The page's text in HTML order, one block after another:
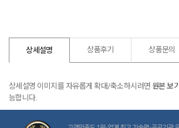
상세설명 상품후기 상품문의
상세설명 이미지를 자유롭게 확대/축소하시려면 원본 보기
능합니다.